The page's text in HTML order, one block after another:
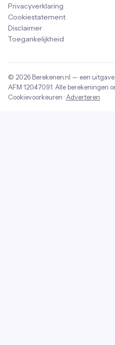
Privacyverklaring
Cookiestatement
Disclaimer
Toegankelijkheid
© 2026 Berekenen.nl — een uitgave
AFM 12047091 . Alle berekeningen
Cookievoorkeuren · Adverteren